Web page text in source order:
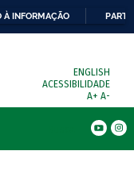
À INFORMAÇÃO
ENGLISH
ACESSIBILIDADE
A+ A-